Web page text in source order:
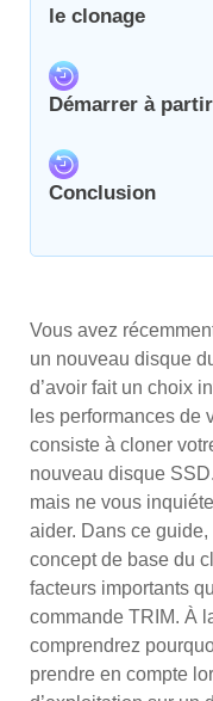
le clonage
Démarrer à
Conclusion
Vous avez
un nouveau disque
d’avoir fait un choix
les performances de
consiste à cloner
nouveau disque
mais ne vous
aider. Dans ce
concept de base du
facteurs importants
commande TRIM. À
comprendrez
prendre en compte